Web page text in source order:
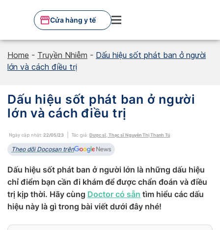
Cửa hàng y tế
Home - Truyền Nhiễm - Dấu hiệu sốt phát ban ở người
lớn và cách điều trị
Dấu hiệu sốt phát ban ở người
lớn và cách điều trị
Ngày cập nhật: 22/05/23 Tác giả: Dược sĩ, Thạc sĩ Nguyễn Thị Thanh Tú
Theo dõi Docosan trên
Dấu hiệu sốt phát ban ở người lớn là những dấu hiệu
chỉ điểm bạn cần đi khám để được chẩn đoán và điều
trị kịp thời. Hãy cùng Doctor có sẵn tìm hiểu các dấu
hiệu này là gì trong bài viết dưới đây nhé!